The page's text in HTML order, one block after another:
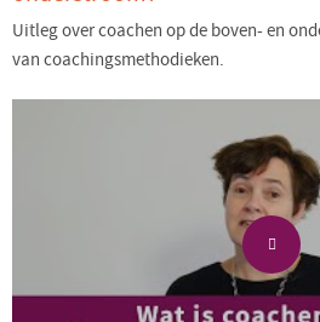
Uitleg over coachen op de boven- en
van coachingsmethodieken.